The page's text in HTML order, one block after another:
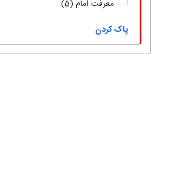
معرفت امام (5)
پاک کردن